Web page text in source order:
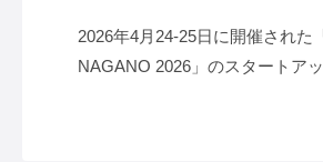
2026年4月24-25日に開催された
NAGANO 2026」のスタートア